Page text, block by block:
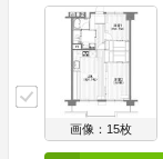
画像：15枚